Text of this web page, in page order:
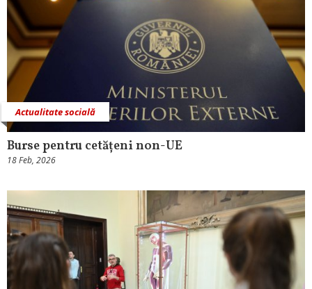
Actualitate socială
Burse pentru cetățeni non-UE
18 Feb, 2026